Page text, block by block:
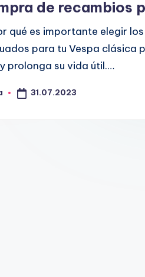
de recambios
qué es importante elegir
para tu Vespa clásica
prolonga su vida útil.…
31.07.2023